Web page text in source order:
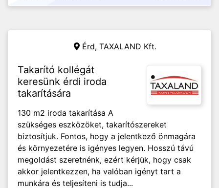
Érd, TAXALAND Kft.
Takarító kollégát
keresünk érdi iroda
takarítására
130 m2 iroda takarítása A
szükséges eszközöket, takarítószereket
biztosítjuk. Fontos, hogy a jelentkező önmagára
és környezetére is igényes legyen. Hosszú távú
megoldást szeretnénk, ezért kérjük, hogy csak
akkor jelentkezzen, ha valóban igényt tart a
munkára és teljesíteni is tudja...